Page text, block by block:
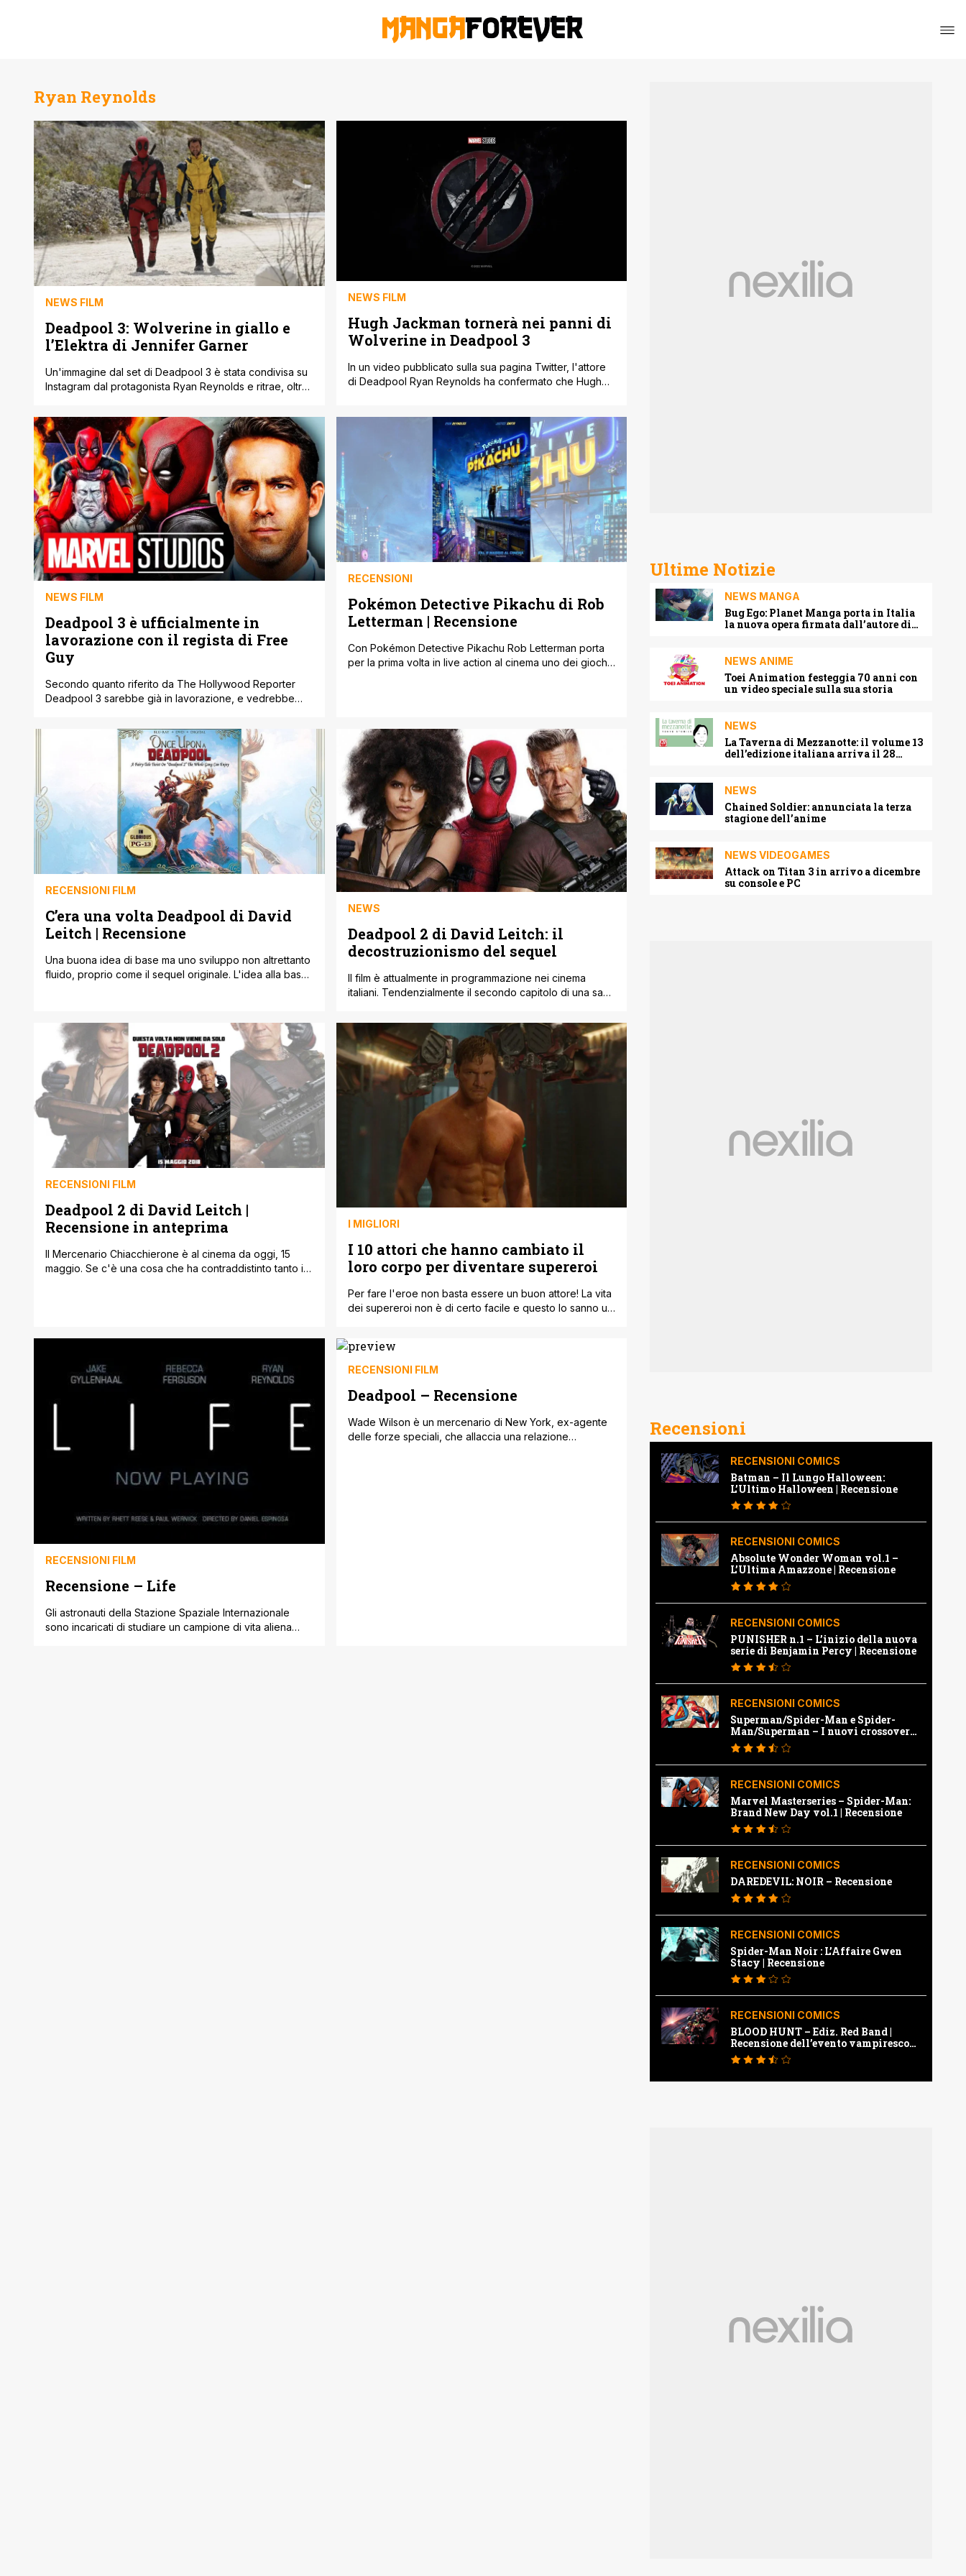
Ryan Reynolds
NEWS FILM
Deadpool 3: Wolverine in giallo e
l’Elektra di Jennifer Garner
Un'immagine dal set di Deadpool 3 è stata condivisa su
Instagram dal protagonista Ryan Reynolds e ritrae, oltre
classico costume giallo di Wolverine. Nonostante
Jackman abbia interpretato il personaggio di Wolverine
in ben 10 progetti cinematografici, tra ruoli da
protagonista e cameo, non ha mai avuto [']
NEWS FILM
Hugh Jackman tornerà nei panni di
Wolverine in Deadpool 3
In un video pubblicato sulla sua pagina Twitter, l'attore
di Deadpool Ryan Reynolds ha confermato che Hugh
81 secondi in cui afferma di non avere nessuna idea per
Deadpool 3, Reynolds chiede improvvisamente alla star
NEWS FILM
Deadpool 3 è ufficialmente in
lavorazione con il regista di Free
Guy
Secondo quanto riferito da The Hollywood Reporter
Deadpool 3 sarebbe già in lavorazione, e vedrebbe
Levy, che negli ultimi tempi l’ha diretto in Free Guy e nel
recentissimo The Adam Project, appena uscito su
Netflix. Proprio durante la promozione di Free Guy era
stato diffuso un primo [']
RECENSIONI
Pokémon Detective Pikachu di Rob
Letterman | Recensione
Con Pokémon Detective Pikachu Rob Letterman porta
per la prima volta in live action al cinema uno dei giochi
beniamini. Allo [']
RECENSIONI FILM
C’era una volta Deadpool di David
Leitch | Recensione
Una buona idea di base ma uno sviluppo non altrettanto
fluido, proprio come il sequel originale. L'idea alla base
versione edulcorata di se stesso, non vietata ai minori,
complici le festività [']
NEWS
Deadpool 2 di David Leitch: il
decostruzionismo del sequel
Il film è attualmente in programmazione nei cinema
italiani. Tendenzialmente il secondo capitolo di una saga
narrativi ricorrenti: per quanto riguarda il processo di
ampliamento e approfondimento della caratterizzazione
dei personaggi abbiamo l'esplorazione del tema
familiare, che spesso e volentieri nello specifico si
riferisce a quello di padre/figlio, [']
RECENSIONI FILM
Deadpool 2 di David Leitch |
Recensione in anteprima
Il Mercenario Chiacchierone è al cinema da oggi, 15
maggio. Se c'è una cosa che ha contraddistinto tanto il
ora al cinema, fa il suo sporco dovere [']
I MIGLIORI
I 10 attori che hanno cambiato il
loro corpo per diventare supereroi
Per fare l'eroe non basta essere un buon attore! La vita
dei supereroi non è di certo facile e questo lo sanno un
schermo: per essere un supereroe non basta infatti
essere solamente un [']
RECENSIONI FILM
Recensione – Life
Gli astronauti della Stazione Spaziale Internazionale
sono incaricati di studiare un campione di vita aliena
RECENSIONI FILM
Deadpool – Recensione
Wade Wilson è un mercenario di New York, ex-agente
delle forze speciali, che allaccia una relazione
Ultime Notizie
NEWS MANGA
Bug Ego: Planet Manga porta in Italia
la nuova opera firmata dall’autore di
NEWS ANIME
Toei Animation festeggia 70 anni con
un video speciale sulla sua storia
NEWS
La Taverna di Mezzanotte: il volume 13
dell’edizione italiana arriva il 28
NEWS
Chained Soldier: annunciata la terza
stagione dell’anime
NEWS VIDEOGAMES
Attack on Titan 3 in arrivo a dicembre
su console e PC
Recensioni
RECENSIONI COMICS
Batman – Il Lungo Halloween:
L’Ultimo Halloween | Recensione
RECENSIONI COMICS
Absolute Wonder Woman vol.1 –
L’Ultima Amazzone | Recensione
RECENSIONI COMICS
PUNISHER n.1 – L’inizio della nuova
serie di Benjamin Percy | Recensione
RECENSIONI COMICS
Superman/Spider-Man e Spider-
Man/Superman – I nuovi crossover
Marvel e Dc | Recensione
RECENSIONI COMICS
Marvel Masterseries – Spider-Man:
Brand New Day vol.1 | Recensione
RECENSIONI COMICS
DAREDEVIL: NOIR – Recensione
RECENSIONI COMICS
Spider-Man Noir : L’Affaire Gwen
Stacy | Recensione
RECENSIONI COMICS
BLOOD HUNT – Ediz. Red Band |
Recensione dell’evento vampiresco
della Marvel